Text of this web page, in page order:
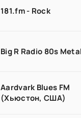
181.fm - Rock
Big R Radio 80s
Aardvark Blues FM
(Хьюстон, США)